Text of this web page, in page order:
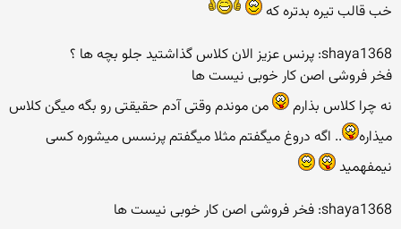
خب قالب تیره بدتره که
shaya1368: پرنس عزیز الان کلاس گذاشتید جلو بچه ها ؟
فخر فروشی اصن کار خوبی نیست ها
نه چرا کلاس بذارم
من موندم وقتی آدم حقیقتی رو بگه میگن کلاس
میذاره
.. اگه دروغ میگفتم مثلا میگفتم پرنسس میشوره کسی
نیمفهمید
shaya1368: فخر فروشی اصن کار خوبی نیست ها